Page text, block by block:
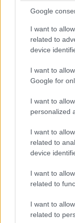
Google
I want to
related to
device
I want to
Google for
I want to
personalized
I want to
related to
device
I want to
related to
I want to
related to
dopo
10 Aprile 2021 -
ROMA
lanciato dalle
anni morto
Leggi